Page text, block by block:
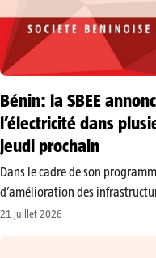
Bénin: la SBEE
l’électricité dans
jeudi prochain
​Dans le cadre de son
d’amélioration des
Électrique (SBEE) réalise des
21 juillet 2026